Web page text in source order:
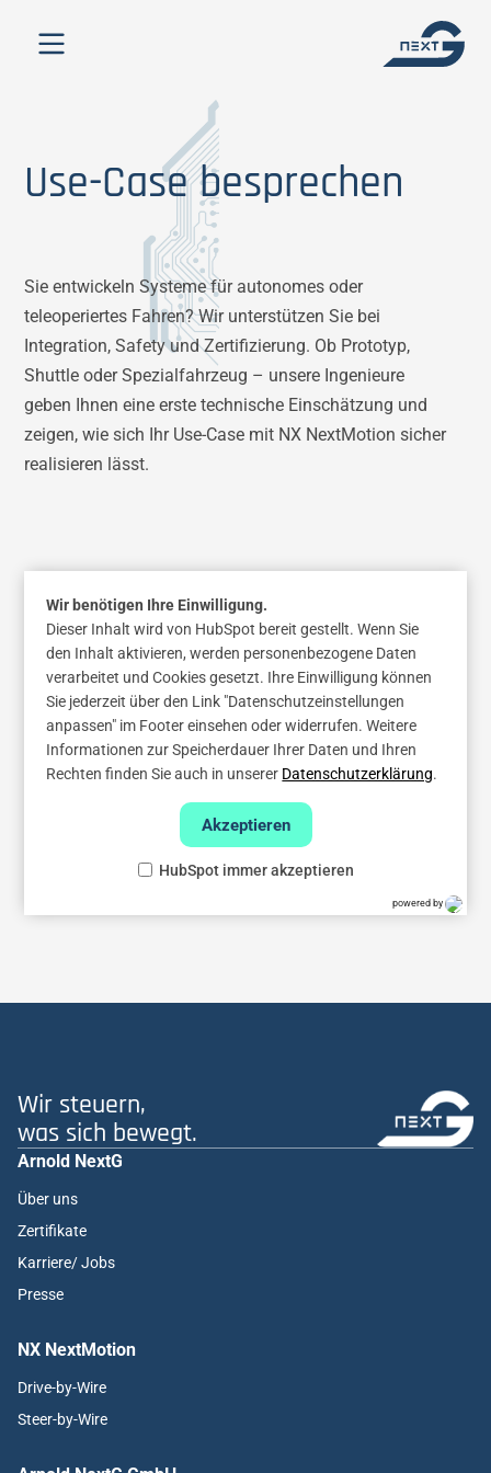
Use-Case besprechen
Sie entwickeln Systeme für autonomes oder
teleoperiertes Fahren? Wir unterstützen Sie bei
Integration, Safety und Zertifizierung. Ob Prototyp,
Shuttle oder Spezialfahrzeug – unsere Ingenieure
geben Ihnen eine erste technische Einschätzung und
zeigen, wie sich Ihr Use-Case mit NX NextMotion sicher
realisieren lässt.
Wir benötigen Ihre Einwilligung.
Dieser Inhalt wird von HubSpot bereit gestellt. Wenn Sie
den Inhalt aktivieren, werden personenbezogene Daten
verarbeitet und Cookies gesetzt. Ihre Einwilligung können
Sie jederzeit über den Link "Datenschutzeinstellungen
anpassen" im Footer einsehen oder widerrufen. Weitere
Informationen zur Speicherdauer Ihrer Daten und Ihren
Rechten finden Sie auch in unserer Datenschutzerklärung.
Akzeptieren
HubSpot immer akzeptieren
powered by
Wir steuern,
was sich bewegt.
Arnold NextG
Über uns
Zertifikate
Karriere/ Jobs
Presse
NX NextMotion
Drive-by-Wire
Steer-by-Wire